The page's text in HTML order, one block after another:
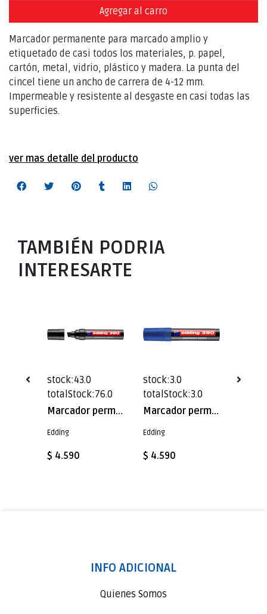
Agregar al carro
Marcador permanente para marcado amplio y
etiquetado de casi todos los materiales, p. papel,
cartón, metal, vidrio, plástico y madera. La punta del
cincel tiene un ancho de carrera de 4-12 mm.
Impermeable y resistente al desgaste en casi todas las
superficies.
ver mas detalle del producto
TAMBIÉN PODRIA
INTERESARTE
stock:43.0
totalStock:76.0
Marcador permanente Jumbo edding 390 NEGRO
Edding
$ 4.590
stock:3.0
totalStock:3.0
Marcador permanente Jumbo edding 390 AZUL
Edding
$ 4.590
INFO ADICIONAL
Quienes Somos